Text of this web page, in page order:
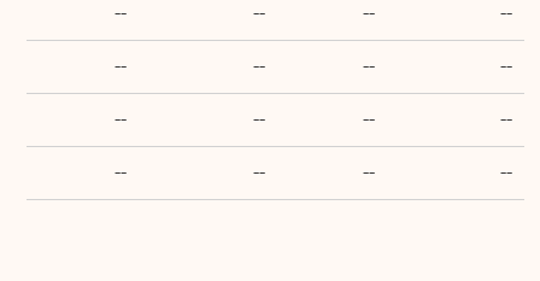
--
--
--
--
--
--
--
--
--
--
--
--
--
--
--
--